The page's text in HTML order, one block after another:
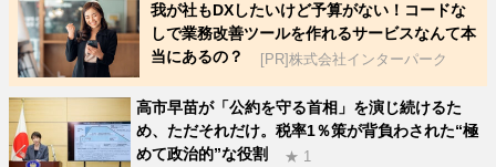
我が社もDXしたいけど予算がない！コードな
しで業務改善ツールを作れるサービスなんて本
当にあるの？
[PR]株式会社インターパーク
高市早苗が「公約を守る首相」を演じ続けるた
め、ただそれだけ。税率1％策が背負わされた“極
めて政治的”な役割
★ 1